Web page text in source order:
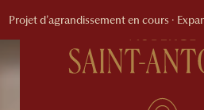
Projet d’agrandissement en cours ·